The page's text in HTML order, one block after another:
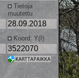
Tietoja
muutettu
28.09.2018
Koord. Y(I)
3522070